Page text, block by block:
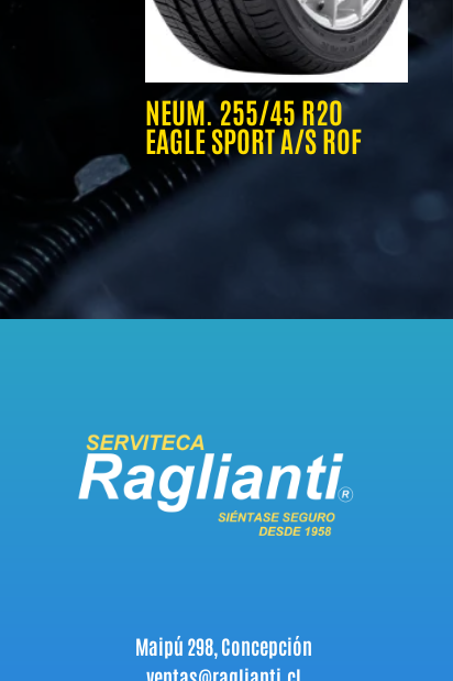
NEUM. 255/45 R20
EAGLE SPORT A/S ROF
Maipú 298, Concepción